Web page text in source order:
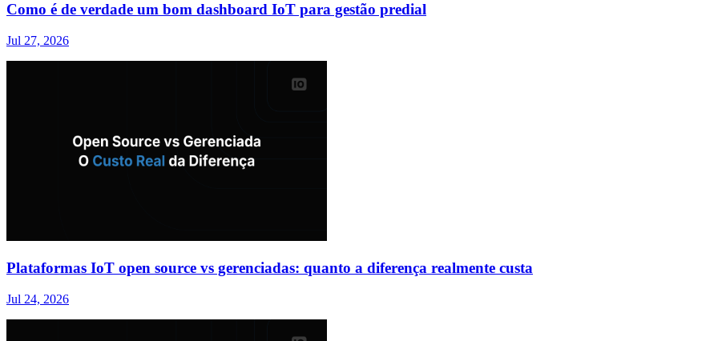
Como é de verdade um bom dashboard IoT para gestão predial
Jul 27, 2026
Plataformas IoT open source vs gerenciadas: quanto a diferença realmente custa
Jul 24, 2026